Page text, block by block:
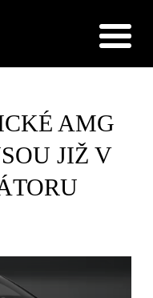
AMG
JIŽ V